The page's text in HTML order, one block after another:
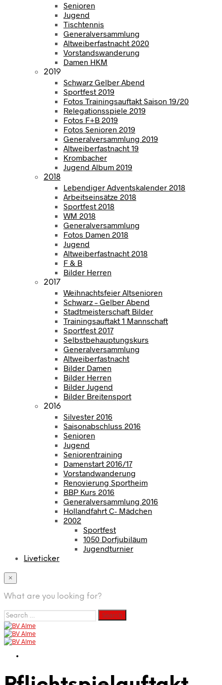
Senioren
Jugend
Tischtennis
Generalversammlung
Altweiberfastnacht 2020
Vorstandswanderung
Damen HKM
2019
Schwarz Gelber Abend
Sportfest 2019
Fotos Trainingsauftakt Saison 19/20
Relegationsspiele 2019
Fotos F+B 2019
Fotos Senioren 2019
Generalversammlung 2019
Altweiberfastnacht 19
Krombacher
Jugend Album 2019
2018
Lebendiger Adventskalender 2018
Arbeitseinsätze 2018
Sportfest 2018
WM 2018
Generalversammlung
Fotos Damen 2018
Jugend
Altweiberfastnacht 2018
F & B
Bilder Herren
2017
Weihnachtsfeier Altsenioren
Schwarz – Gelber Abend
Stadtmeisterschaft Bilder
Trainingsauftakt 1 Mannschaft
Sportfest 2017
Selbstbehauptungskurs
Generalversammlung
Altweiberfastnacht
Bilder Damen
Bilder Herren
Bilder Jugend
Bilder Breitensport
2016
Silvester 2016
Saisonabschluss 2016
Senioren
Jugend
Seniorentraining
Damenstart 2016/17
Vorstandwanderung
Renovierung Sportheim
BBP Kurs 2016
Generalversammlung 2016
Hollandfahrt C- Mädchen
2002
Sportfest
1050 Dorfjubiläum
Jugendturnier
Liveticker
×
What are you looking for?
Search
for: